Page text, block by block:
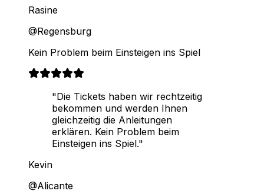
Rasine
@Regensburg
Kein Problem beim Einsteigen ins Spiel
"Die Tickets haben wir rechtzeitig
bekommen und werden Ihnen
gleichzeitig die Anleitungen
erklären. Kein Problem beim
Einsteigen ins Spiel."
Kevin
@Alicante